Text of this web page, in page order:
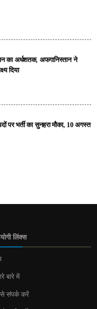
का अर्धशतक, अफगानिस्तान ने
दिया
पर भर्ती का सुनहरा मौका, 10 अगस्त
लिंक्स
बारे में
संपर्क करें